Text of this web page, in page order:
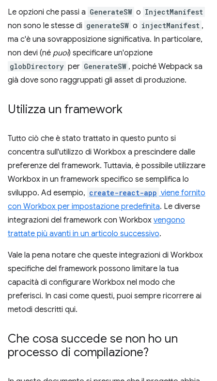
Le opzioni che passi a GenerateSW o InjectManifest
non sono le stesse di generateSW o injectManifest ,
ma c'è una sovrapposizione significativa. In particolare,
non devi (né puoi) specificare un'opzione
globDirectory per GenerateSW , poiché Webpack sa
già dove sono raggruppati gli asset di produzione.
Utilizza un framework
Tutto ciò che è stato trattato in questo punto si
concentra sull'utilizzo di Workbox a prescindere dalle
preferenze del framework. Tuttavia, è possibile utilizzare
Workbox in un framework specifico se semplifica lo
sviluppo. Ad esempio, create-react-app viene fornito
con Workbox per impostazione predefinita. Le diverse
integrazioni del framework con Workbox vengono
trattate più avanti in un articolo successivo.
Vale la pena notare che queste integrazioni di Workbox
specifiche del framework possono limitare la tua
capacità di configurare Workbox nel modo che
preferisci. In casi come questi, puoi sempre ricorrere ai
metodi descritti qui.
Che cosa succede se non ho un
processo di compilazione?